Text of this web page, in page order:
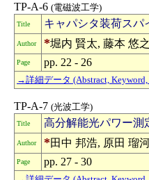
TP-A-6 (電磁波工学)
Title キャパシタ装荷スパ
Author *堀内 賢太, 藤本 悠
Page pp. 22 - 26
→詳細データ (Abstract,
TP-A-7 (光波工学)
Title 高分解能光パワー測
Author *田中 邦浩, 原田 瑠
Page pp. 27 - 30